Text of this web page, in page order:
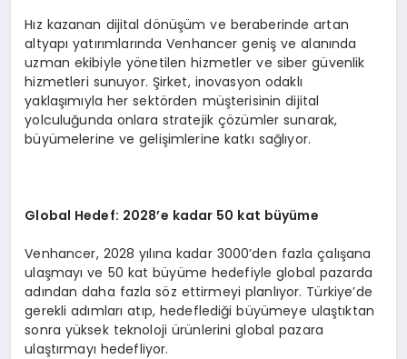
Hız kazanan dijital dönüşüm ve beraberinde artan
altyapı yatırımlarında Venhancer geniş ve alanında
uzman ekibiyle yönetilen hizmetler ve siber güvenlik
hizmetleri sunuyor. Şirket, inovasyon odaklı
yaklaşımıyla her sektörden müşterisinin dijital
yolculuğunda onlara stratejik çözümler sunarak,
büyümelerine ve gelişimlerine katkı sağlıyor.
Global Hedef: 2028’e kadar 50 kat büyüme
Venhancer, 2028 yılına kadar 3000’den fazla çalışana
ulaşmayı ve 50 kat büyüme hedefiyle global pazarda
adından daha fazla söz ettirmeyi planlıyor. Türkiye’de
gerekli adımları atıp, hedeflediği büyümeye ulaştıktan
sonra yüksek teknoloji ürünlerini global pazara
ulaştırmayı hedefliyor.